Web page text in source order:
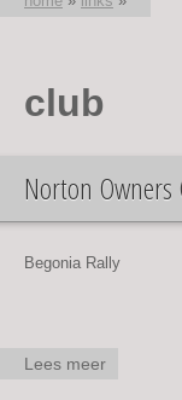
U bent hier
club
Norton Owners
Begonia Rally
Lees meer